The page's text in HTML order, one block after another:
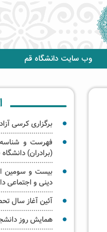
وب سایت دانشگاه قم
برگزاری کرسی‌
فهرست و شناسه
(برادران)
بیست و سومین
دینی و اجتماعی
آئین آغاز سال
همایش روز